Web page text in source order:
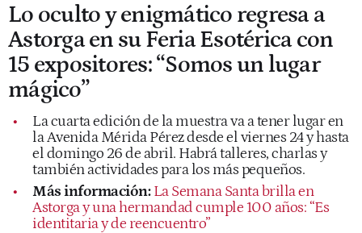
Lo oculto y enigmático regresa a
Astorga en su Feria Esotérica con
15 expositores: “Somos un lugar
mágico”
La cuarta edición de la muestra va a tener lugar en
la Avenida Mérida Pérez desde el viernes 24 y hasta
el domingo 26 de abril. Habrá talleres, charlas y
también actividades para los más pequeños.
Más información: La Semana Santa brilla en
Astorga y una hermandad cumple 100 años: “Es
identitaria y de reencuentro”